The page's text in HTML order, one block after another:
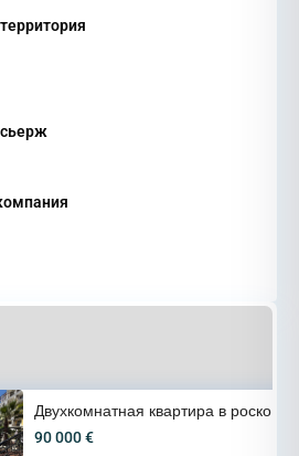
Двухкомнатная квартира в роско
90 000 €